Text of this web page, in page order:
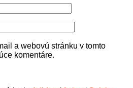
a webovú stránku v tomto
komentáre.